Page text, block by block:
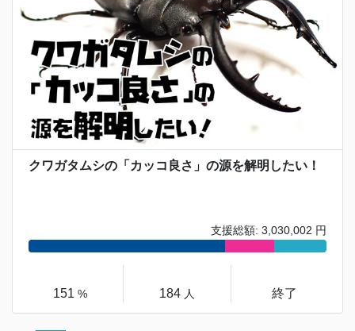
クワガタムシの「カッコ良さ」の源を解明したい！
支援総額: 3,030,002 円
151 % 184 人 終了